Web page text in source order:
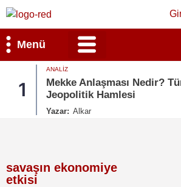
Menü
1
ANALIZ
Mekke Anlaşması Nedir?
Jeopolitik Hamlesi
Yazar: Alkar
savaşın ekonomiye
etkisi